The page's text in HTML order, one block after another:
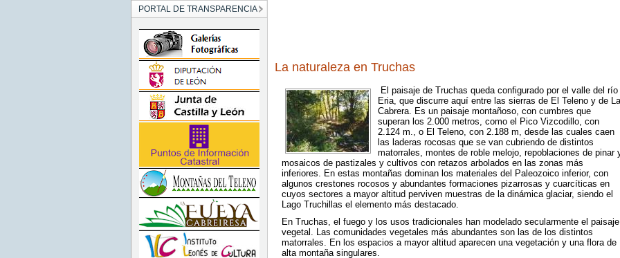
PORTAL DE TRANSPARENCIA
La naturaleza en Truchas
El paisaje de Truchas queda configurado por el valle del río
Eria, que discurre aquí entre las sierras de El Teleno y de La
Cabrera. Es un paisaje montañoso, con cumbres que
superan los 2.000 metros, como el Pico Vizcodillo, con
2.124 m., o El Teleno, con 2.188 m, desde las cuales caen
las laderas rocosas que se van cubriendo de distintos
matorrales, montes de roble melojo, repoblaciones de pinar
mosaicos de pastizales y cultivos con retazos arbolados en las zonas más
inferiores. En estas montañas dominan los materiales del Paleozoico inferior, con
algunos crestones rocosos y abundantes formaciones pizarrosas y cuarcíticas en
cuyos sectores a mayor altitud perviven muestras de la dinámica glaciar, siendo el
Lago Truchillas el elemento más destacado.
En Truchas, el fuego y los usos tradicionales han modelado secularmente el paisaje
vegetal. Las comunidades vegetales más abundantes son las de los distintos
matorrales. En los espacios a mayor altitud aparecen una vegetación y una flora de
alta montaña singulares.